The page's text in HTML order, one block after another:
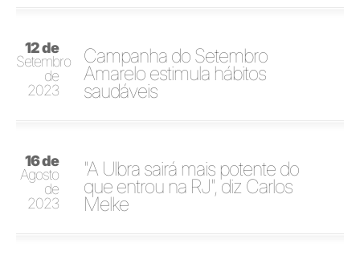
12 de
Setembro
de
2023
Campanha do Setembro
Amarelo estimula hábitos
saudáveis
16 de
Agosto
de
2023
"A Ulbra sairá mais potente do
que entrou na RJ", diz Carlos
Melke